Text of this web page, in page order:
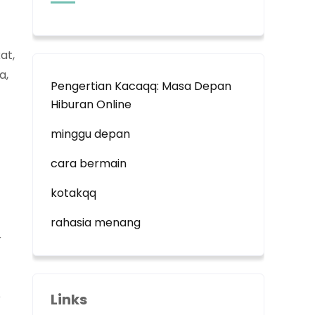
Pengertian Kacaqq: Masa Depan
Hiburan Online
minggu depan
cara bermain
kotakqq
rahasia menang
Links